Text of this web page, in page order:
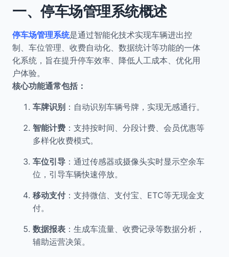
一、停车场管理系统概述
停车场管理系统是通过智能化技术实现车辆进出控
制、车位管理、收费自动化、数据统计等功能的一体
化系统，旨在提升停车效率、降低人工成本、优化用
户体验。
核心功能通常包括：
车牌识别 ：自动识别车辆号牌，实现无感通行。
智能计费 ：支持按时间、分段计费、会员优惠等
多样化收费模式。
车位引导 ：通过传感器或摄像头实时显示空余车
位，引导车辆快速停放。
移动支付：支持微信、支付宝、ETC等无现金支
付。
数据报表 ：生成车流量、收费记录等数据分析，
辅助运营决策。